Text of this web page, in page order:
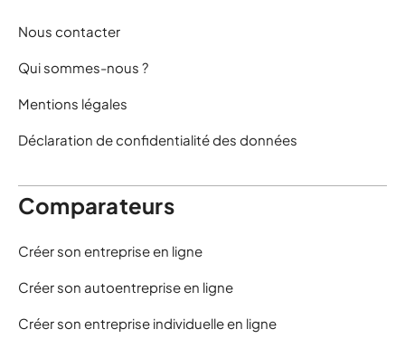
Nous contacter
Qui sommes-nous ?
Mentions légales
Déclaration de confidentialité des données
Comparateurs
Créer son entreprise en ligne
Créer son autoentreprise en ligne
Créer son entreprise individuelle en ligne